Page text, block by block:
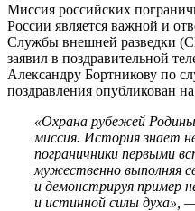
Миссия российских
России является важной и
Службы внешней разведки
заявил в поздравительной
Александру Бортникову по
поздравления опубликован
«Охрана рубежей
миссия. История знает
пограничники первыми
мужественно выполняя
и демонстрируя пример
и истинной силы духа», —